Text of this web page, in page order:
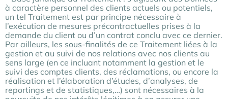
à caractère personnel des clients actuels ou potentiels,
un tel Traitement est par principe nécessaire à
l’exécution de mesures précontractuelles prises à la
demande du client ou d’un contrat conclu avec ce dernier.
Par ailleurs, les sous-finalités de ce Traitement liées à la
gestion et au suivi de nos relations avec nos clients au
sens large (en ce incluant notamment la gestion et le
suivi des comptes clients, des réclamations, ou encore la
réalisation et l’élaboration d’études, d’analyses, de
reportings et de statistiques,…) sont nécessaires à la